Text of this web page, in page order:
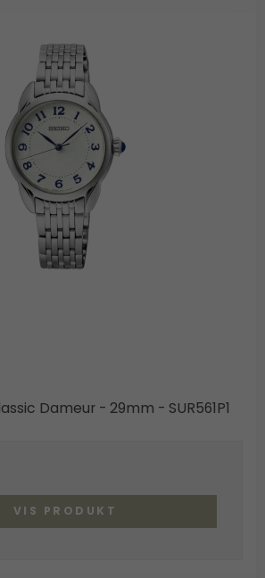
Dameur - 29mm - SUR561P1
VIS PRODUKT